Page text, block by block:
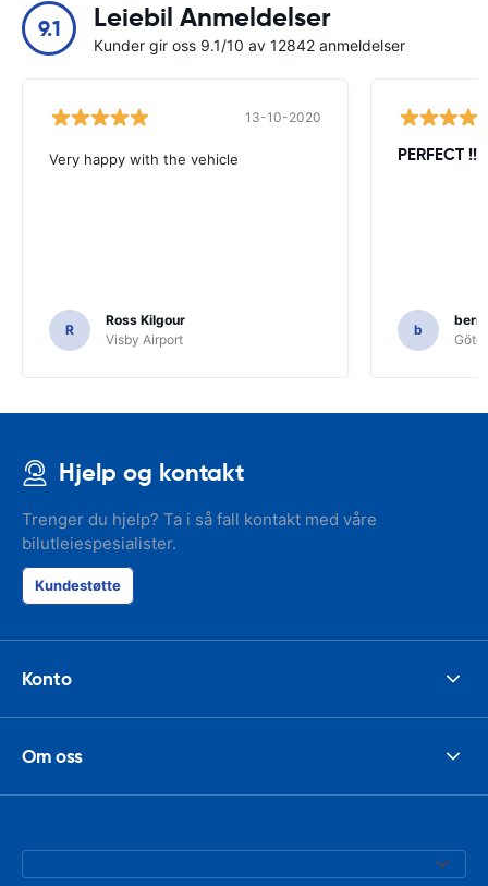
9.1 Leiebil Anmeldelser
Kunder gir oss 9.1/10 av 12842 anmeldelser
13-10-2020
Very happy with the vehicle
R
Ross Kilgour
Visby Airport
PERFECT
b
Hjelp og kontakt
Trenger du hjelp? Ta i så fall kontakt med våre
bilutleiespesialister.
Kundestøtte
Konto
Om oss